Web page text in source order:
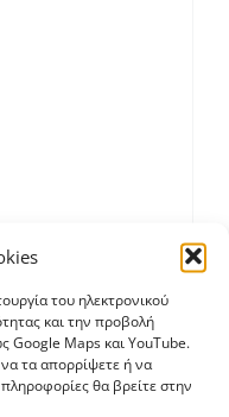
του ηλεκτρονικού
και την προβολή
Google Maps και YouTube.
τα απορρίψετε ή να
θα βρείτε στην
200gr